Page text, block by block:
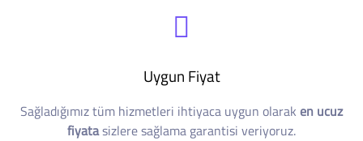
Uygun Fiyat
Sağladığımız tüm hizmetleri ihtiyaca uygun olarak en ucuz
fiyatasizlere sağlama garantisi veriyoruz.